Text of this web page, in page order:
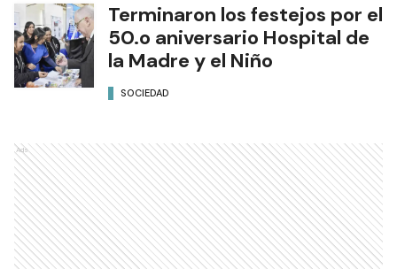
Terminaron los festejos por el
50.o aniversario Hospital de
la Madre y el Niño
SOCIEDAD
Ads